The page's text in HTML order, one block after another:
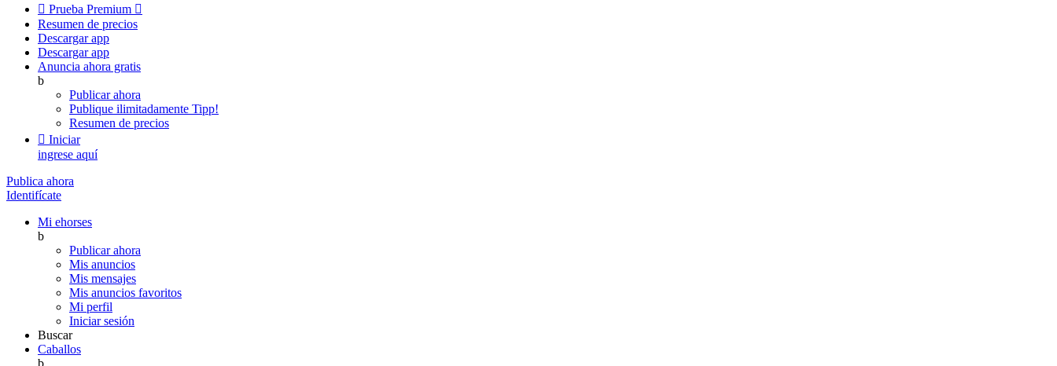
 Prueba Premium 
Resumen de precios
Descargar app
Descargar app
Anuncia ahora gratis
b
Publicar ahora
Publique ilimitadamente Tipp!
Resumen de precios
 Iniciar
ingrese aquí
Publica ahora
Identifícate
Mi ehorses
b
Publicar ahora
Mis anuncios
Mis mensajes
Mis anuncios favoritos
Mi perfil
Iniciar sesión
Buscar
Caballos
b